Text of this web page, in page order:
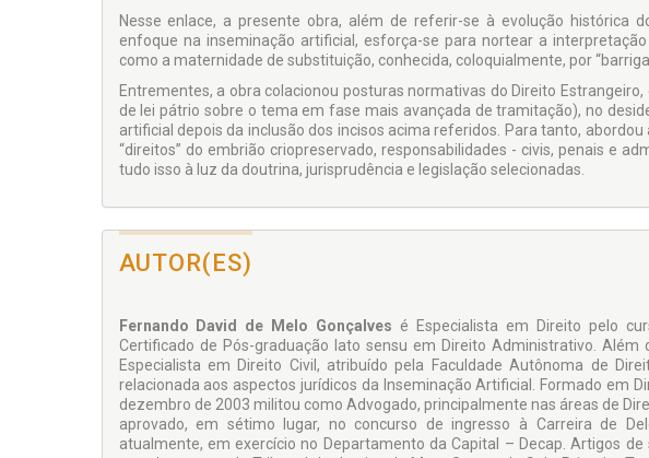
Nesse enlace, a presente obra, além de referir-se à evolução histórica
enfoque na inseminação artificial, esforça-se para nortear a
como a maternidade de substituição, conhecida, coloquialmente, por
Entrementes, a obra colacionou posturas normativas do Direito
de lei pátrio sobre o tema em fase mais avançada de tramitação), no
artificial depois da inclusão dos incisos acima referidos. Para tanto,
“direitos” do embrião criopreservado, responsabilidades - civis, penais e
tudo isso à luz da doutrina, jurisprudência e legislação selecionadas.
AUTOR(ES)
Fernando David de Melo Gonçalves é Especialista em Direito pelo
Certificado de Pós-graduação lato sensu em Direito Administrativo. Além
Especialista em Direito Civil, atribuído pela Faculdade Autônoma de
relacionada aos aspectos jurídicos da Inseminação Artificial. Formado em
dezembro de 2003 militou como Advogado, principalmente nas áreas de
aprovado, em sétimo lugar, no concurso de ingresso à Carreira de
atualmente, em exercício no Departamento da Capital – Decap. Artigos